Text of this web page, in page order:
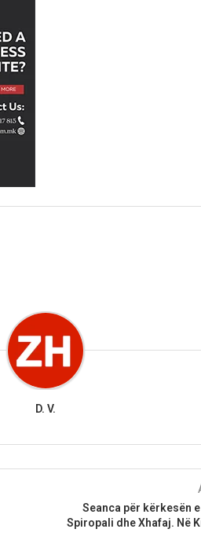
D. V.
Seanca për kërkesën
Spiropali dhe Xhafaj. Në